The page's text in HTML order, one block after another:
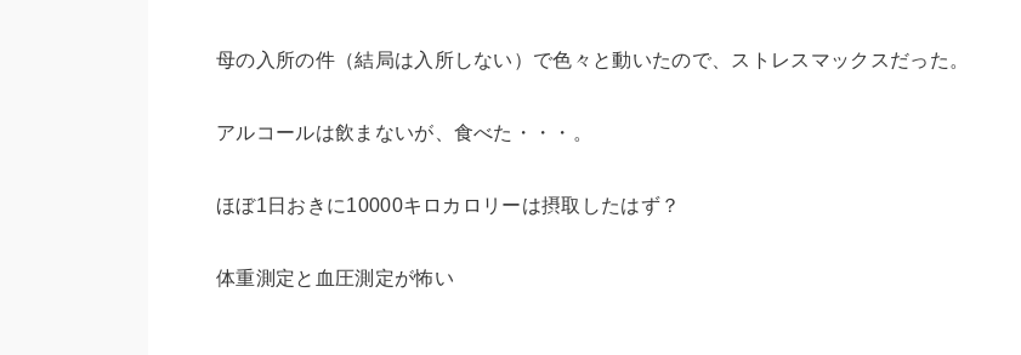
母の入所の件（結局は入所しない）で色々と動いたので、ストレスマックスだった。
アルコールは飲まないが、食べた・・・。
ほぼ1日おきに10000キロカロリーは摂取したはず？
体重測定と血圧測定が怖い